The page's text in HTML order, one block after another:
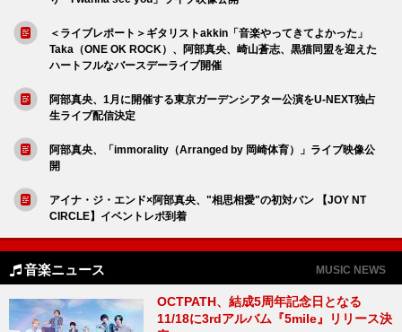
＜ライブレポート＞ギタリストakkin「音楽やってきてよかった」
Taka（ONE OK ROCK）、阿部真央、崎山蒼志、黒猫同盟を迎えた
ハートフルなバースデーライブ開催
阿部真央、1月に開催する東京ガーデンシアター公演をU-NEXT独占
生ライブ配信決定
阿部真央、「immorality（Arranged by 岡崎体育）」ライブ映像公
開
アイナ・ジ・エンド×阿部真央、"相思相愛"の初対バン 【JOY NT
CIRCLE】イベントレポ到着
音楽ニュース MUSIC NEWS
OCTPATH、結成5周年記念日となる
11/18に3rdアルバム『5mile』リリース決